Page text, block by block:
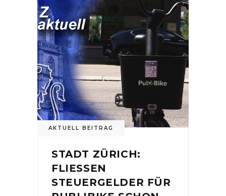
AKTUELL BEITRAG
STADT ZÜRICH:
FLIESSEN
STEUERGELDER FÜR